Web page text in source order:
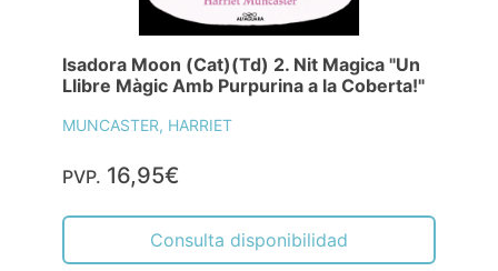
Isadora Moon (Cat)(Td) 2. Nit Magica "Un
Llibre Màgic Amb Purpurina a la Coberta!"
MUNCASTER, HARRIET
PVP. 16,95€
Consulta disponibilidad